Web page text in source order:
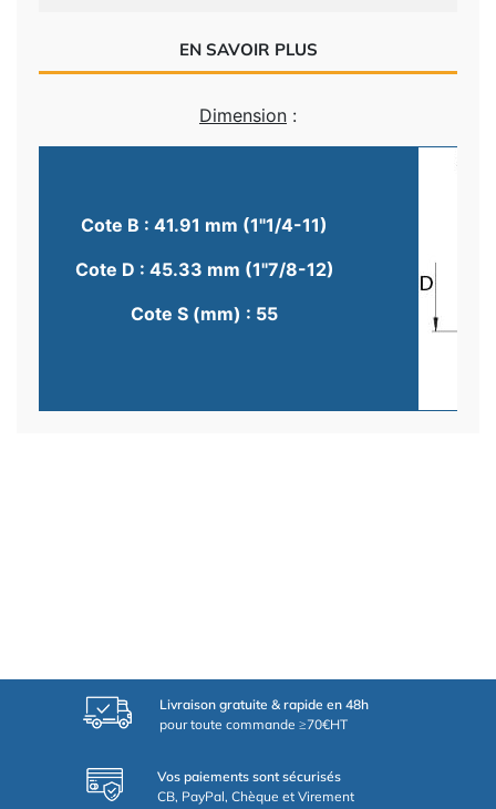
EN SAVOIR PLUS
Dimension :
Cote B : 41.91 mm (1"1/4-11)
Cote D : 45.33 mm (1"7/8-12)
Cote S (mm) : 55
Livraison gratuite & rapide en 48h
pour toute commande ≥70€HT
Vos paiements sont sécurisés
CB, PayPal, Chèque et Virement